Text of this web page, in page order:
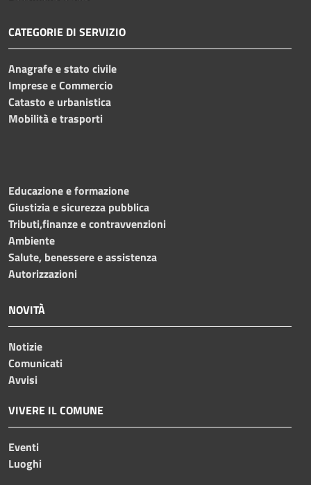
CATEGORIE DI SERVIZIO
Anagrafe e stato civile
Imprese e Commercio
Catasto e urbanistica
Mobilità e trasporti
Educazione e formazione
Giustizia e sicurezza pubblica
Tributi,finanze e contravvenzioni
Ambiente
Salute, benessere e assistenza
Autorizzazioni
NOVITÀ
Notizie
Comunicati
Avvisi
VIVERE IL COMUNE
Eventi
Luoghi